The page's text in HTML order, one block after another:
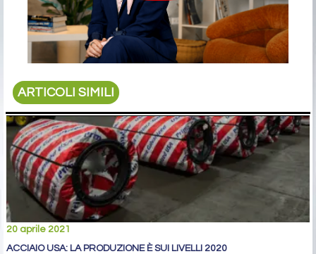
ARTICOLI SIMILI
20 aprile 2021
ACCIAIO USA: LA PRODUZIONE È SUI LIVELLI 2020